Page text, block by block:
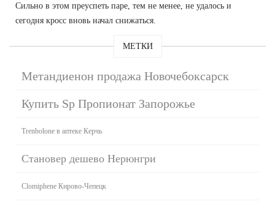
Сильно в этом преуспеть паре, тем не менее, не удалось и
сегодня кросс вновь начал снижаться.
МЕТКИ
Метандиенон продажа Новочебоксарск
Купить Sp Пропионат Запорожье
Trenbolone в аптеке Керчь
Становер дешево Нерюнгри
Clomiphene Кирово-Чепецк